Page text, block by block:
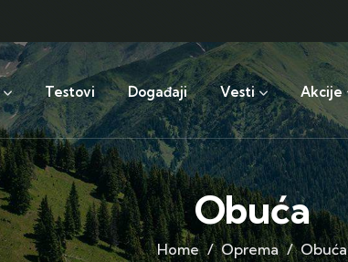
Testovi Događaji Vesti Akcije
Obuća
Home Oprema Obuća